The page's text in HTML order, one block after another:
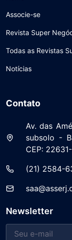
Associe-se
Revista Super
Todas as Revistas
Notícias
Contato
Av. das
subsolo -
CEP:
(21) 2584-
Newsletter